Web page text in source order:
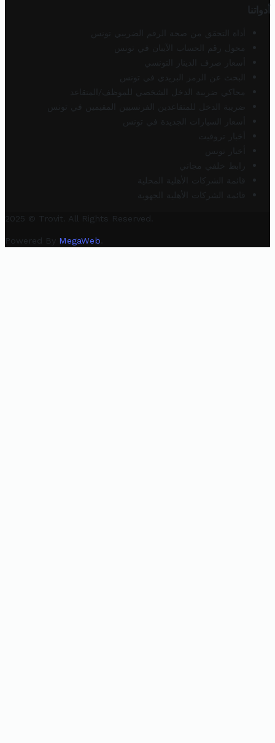
أدواتنا
أداة التحقق من صحة الرقم الضريبي تونس
محول رقم الحساب الآيبان في تونس
أسعار صرف الدينار التونسي
البحث عن الرمز البريدي في تونس
محاكي ضريبة الدخل الشخصي للموظف/المتقاعد
ضريبة الدخل للمتقاعدين الفرنسيين المقيمين في تونس
أسعار السيارات الجديدة في تونس
أخبار تروفيت
أخبار تونس
رابط خلفي مجاني
قائمة الشركات الأهلية المحلية
قائمة الشركات الأهلية الجهوية
2025 © Trovit. All Rights Reserved.
Powered By MegaWeb